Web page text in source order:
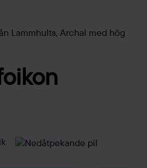
Lammhults, Archal med hög